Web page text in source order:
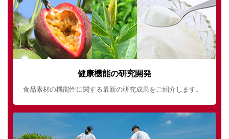
健康機能の研究開発
食品素材の機能性に関する最新の研究成果をご紹介します。